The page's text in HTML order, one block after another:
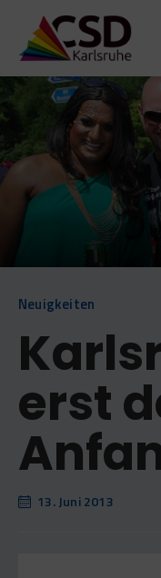
CSD 2026
WAS IST
MITMACHEN
SHOP
KONTAKT
Neuigkeiten
erst
13. Juni 2013